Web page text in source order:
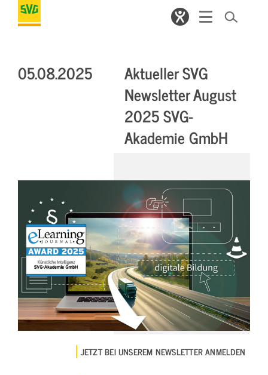
05.08.2025
Aktueller SVG
Newsletter August
2025 SVG-
Akademie GmbH
JETZT BEI UNSEREM NEWSLETTER ANMELDEN